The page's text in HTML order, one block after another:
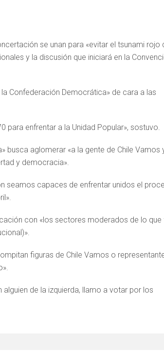
se unan para «evitar el tsunami rojo
y la discusión que iniciará en la
Confederación Democrática» de cara a las
para enfrentar a la Unidad Popular», sostuvo.
busca aglomerar «a la gente de Chile Vamos
y democracia».
seamos capaces de enfrentar unidos el
con «los sectores moderados de lo que
figuras de Chile Vamos o
de la izquierda, llamo a votar por los